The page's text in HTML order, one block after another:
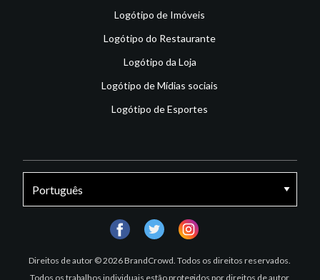
Logótipo de Imóveis
Logótipo do Restaurante
Logótipo da Loja
Logótipo de Mídias sociais
Logótipo de Esportes
Direitos de autor © 2026 BrandCrowd. Todos os direitos reservados.
Todos os trabalhos individuais estão protegidos por direitos de autor
facebooktwitter instagram